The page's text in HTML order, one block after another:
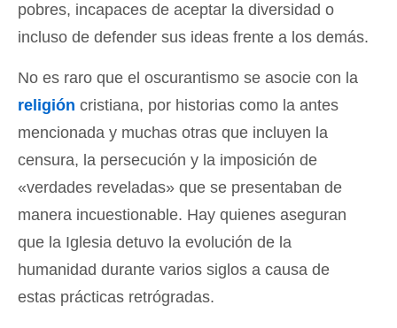
pobres, incapaces de aceptar la diversidad o
incluso de defender sus ideas frente a los demás.
No es raro que el oscurantismo se asocie con la
religión cristiana, por historias como la antes
mencionada y muchas otras que incluyen la
censura, la persecución y la imposición de
«verdades reveladas» que se presentaban de
manera incuestionable. Hay quienes aseguran
que la Iglesia detuvo la evolución de la
humanidad durante varios siglos a causa de
estas prácticas retrógradas.